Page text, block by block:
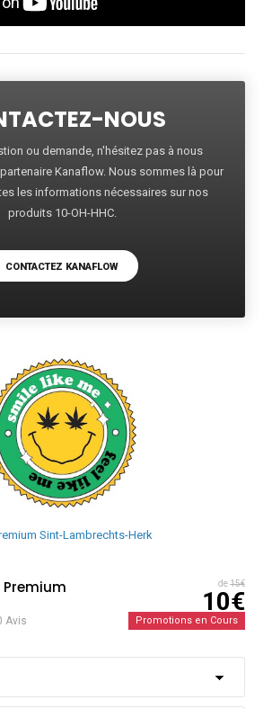
NOUS
ou demande, n'hésitez pas à nous
Kanaflow. Nous sommes là pour
les informations nécessaires sur nos
produits 10-OH-HHC.
CONTACTEZ KANAFLOW
Premium de15€
10€
Avis Promotions en Cours